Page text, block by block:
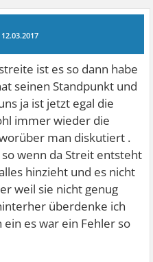
12.03.2017
ist es so dann habe
seinen Standpunkt und
ja ist jetzt egal die
immer wieder die
man diskutiert .
wenn da Streit entsteht
hinzieht und es nicht
weil sie nicht genug
überdenke ich
es war ein Fehler so